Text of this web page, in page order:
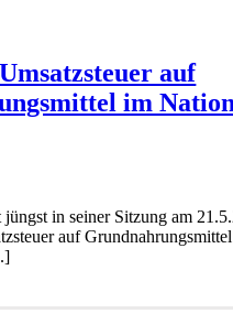
auf
im
in seiner Sitzung am
auf